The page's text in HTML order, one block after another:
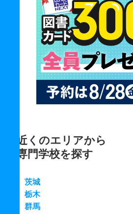
近くのエリアから
専門学校を探す
茨城
栃木
群馬